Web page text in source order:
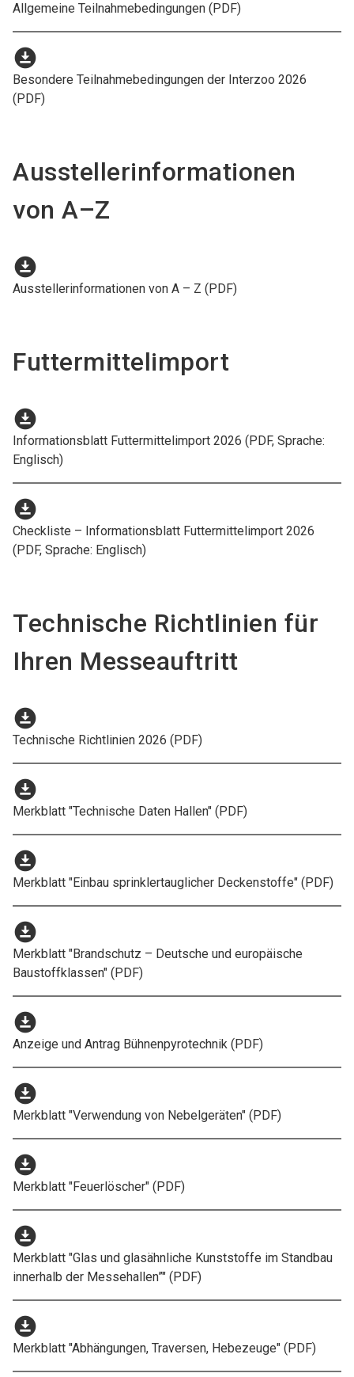
Allgemeine Teilnahmebedingungen (PDF)
download_for_offline
Besondere Teilnahmebedingungen der Interzoo 2026
(PDF)
Ausstellerinformationen
von A–Z
download_for_offline
Ausstellerinformationen von A – Z (PDF)
Futtermittelimport
download_for_offline
Informationsblatt Futtermittelimport 2026 (PDF, Sprache:
Englisch)
download_for_offline
Checkliste – Informationsblatt Futtermittelimport 2026
(PDF, Sprache: Englisch)
Technische Richtlinien für
Ihren Messeauftritt
download_for_offline
Technische Richtlinien 2026 (PDF)
download_for_offline
Merkblatt "Technische Daten Hallen" (PDF)
download_for_offline
Merkblatt "Einbau sprinklertauglicher Deckenstoffe" (PDF)
download_for_offline
Merkblatt "Brandschutz – Deutsche und europäische
Baustoffklassen" (PDF)
download_for_offline
Anzeige und Antrag Bühnenpyrotechnik (PDF)
download_for_offline
Merkblatt "Verwendung von Nebelgeräten" (PDF)
download_for_offline
Merkblatt "Feuerlöscher" (PDF)
download_for_offline
Merkblatt "Glas und glasähnliche Kunststoffe im Standbau
innerhalb der Messehallen”" (PDF)
download_for_offline
Merkblatt "Abhängungen, Traversen, Hebezeuge" (PDF)